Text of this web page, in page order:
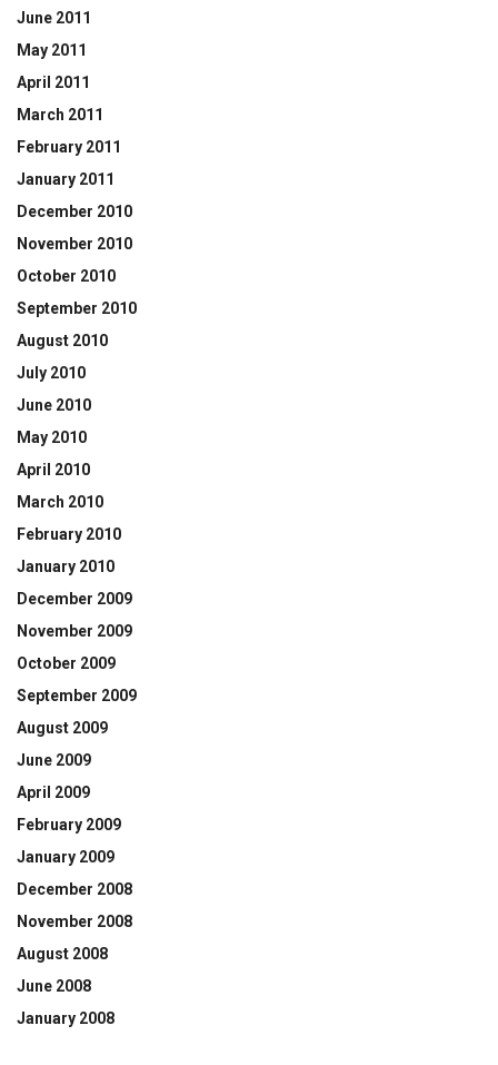
June 2011
May 2011
April 2011
March 2011
February 2011
January 2011
December 2010
November 2010
October 2010
September 2010
August 2010
July 2010
June 2010
May 2010
April 2010
March 2010
February 2010
January 2010
December 2009
November 2009
October 2009
September 2009
August 2009
June 2009
April 2009
February 2009
January 2009
December 2008
November 2008
August 2008
June 2008
January 2008